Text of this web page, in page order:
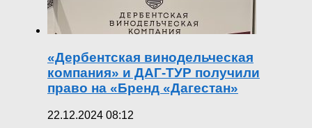
«Дербентская винодельческая
компания» и ДАГ-ТУР получили
право на «Бренд «Дагестан»
22.12.2024 08:12